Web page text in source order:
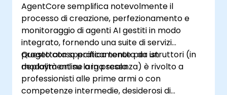
AgentCore semplifica notevolmente il
processo di creazione, perfezionamento e
monitoraggio di agenti AI gestiti in modo
integrato, fornendo una suite di servizi
progettata specificamente per un
deployment su larga scala.
Questo corso pratico tenuto da istruttori (in
modalità online o in presenza) è rivolto a
professionisti alle prime armi o con
competenze intermedie, desiderosi di